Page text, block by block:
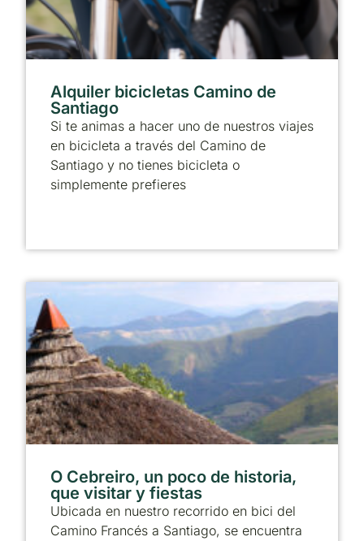
Alquiler bicicletas Camino de
Santiago
Si te animas a hacer uno de nuestros viajes
en bicicleta a través del Camino de
Santiago y no tienes bicicleta o
simplemente prefieres
O Cebreiro, un poco de historia,
que visitar y fiestas
Ubicada en nuestro recorrido en bici del
Camino Francés a Santiago, se encuentra